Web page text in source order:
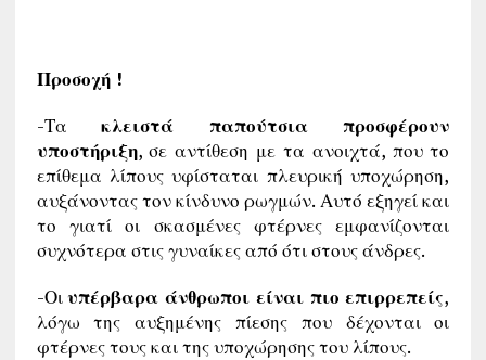
Προσοχή !
-Τακλειστά παπούτσια προσφέρουν
υποστήριξη, σε αντίθεση με τα ανοιχτά, που το
επίθεμα λίπους υφίσταται πλευρική υποχώρηση,
αυξάνοντας τον κίνδυνο ρωγμών. Αυτό εξηγεί και
το γιατί οι σκασμένες φτέρνες εμφανίζονται
συχνότερα στις γυναίκες από ότι στους άνδρες.
-Οιυπέρβαρα άνθρωποι είναι πιο επιρρεπείς,
λόγω της αυξημένης πίεσης που δέχονται οι
φτέρνες τους και της υποχώρησης του λίπους.